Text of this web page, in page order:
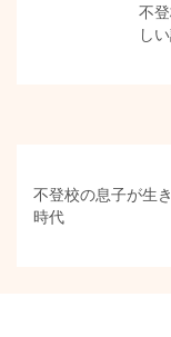
不
し
不登校の息子が生
時代